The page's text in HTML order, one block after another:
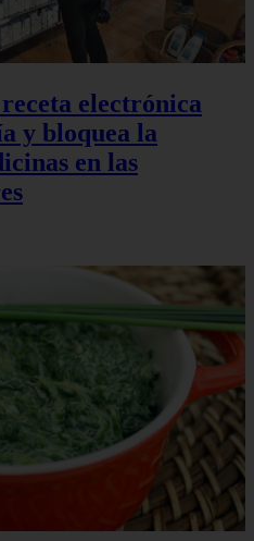
electrónica
y bloquea la
en las